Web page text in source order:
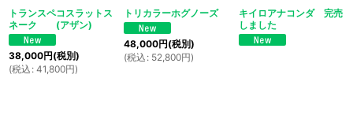
トランスペコスラットス
ネーク (アザン)
38,000円(税別)
(税込 : 41,800円)
トリカラーホグノーズ
48,000円(税別)
(税込 : 52,800円)
キイロアナコンダ 完売
しました